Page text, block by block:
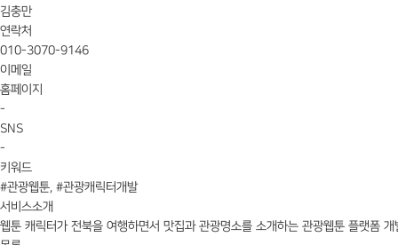
김충만
연락처
010-3070-9146
이메일
홈페이지
-
SNS
-
키워드
#관광웹툰, #관광캐릭터개발
서비스소개
웹툰 캐릭터가 전북을 여행하면서 맛집과 관광명소를 소개하는 관광웹툰 플랫폼 개